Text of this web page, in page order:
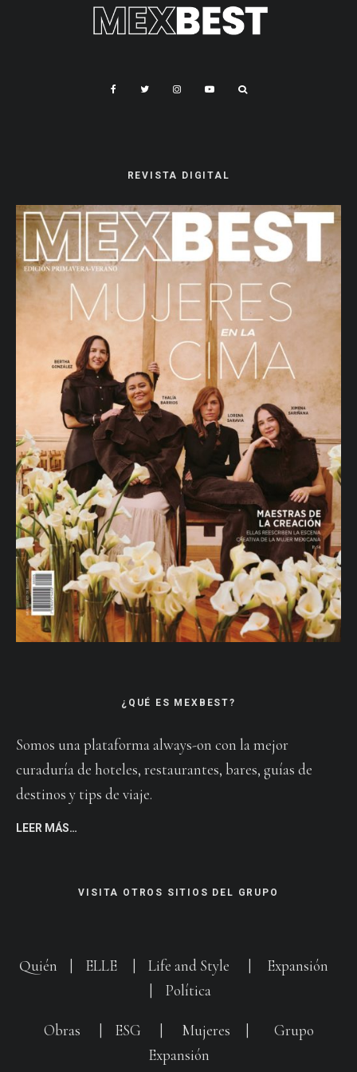
REVISTA DIGITAL
¿QUÉ ES MEXBEST?
Somos una plataforma always-on con la mejor
curaduría de hoteles, restaurantes, bares, guías de
destinos y tips de viaje.
LEER MÁS…
VISITA OTROS SITIOS DEL GRUPO
Quién ELLE Life and Style
Expansión
Política
Obras ESG Mujeres
Grupo
Expansión